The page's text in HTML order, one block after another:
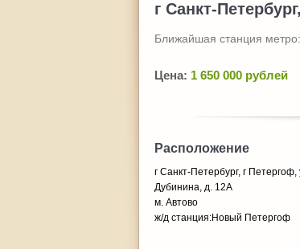
г Санкт-
Ближайшая станция метро:
Цена: 1 650 000 рублей
Расположение
г Санкт-Петербург, г
Дубинина, д. 12А
м. Автово
ж/д станция:Новый Петергоф